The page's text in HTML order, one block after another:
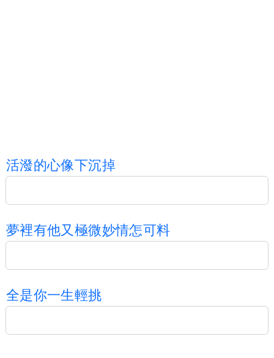
活潑的心像下沉掉
夢裡有他又極微妙情怎可料
全是你一生輕挑